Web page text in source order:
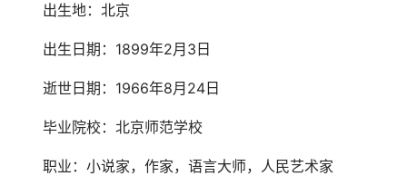
出生地：北京
出生日期：1899年2月3日
逝世日期：1966年8月24日
毕业院校：北京师范学校
职业：小说家，作家，语言大师，人民艺术家